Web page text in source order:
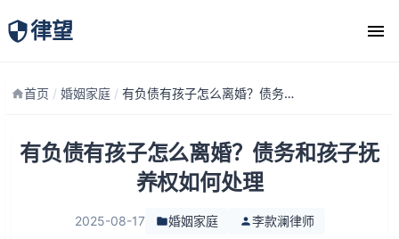
律望
律师团队
首页 / 婚姻家庭 / 有负债有孩子怎么离婚？债务和孩子抚养权如何处理
有负债有孩子怎么离婚？债务和孩子抚
养权如何处理
2025-08-17 婚姻家庭 李款澜律师